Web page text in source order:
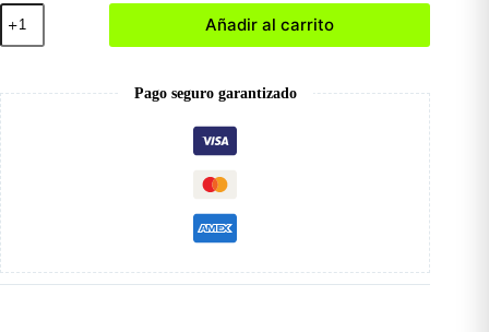
Top
Coat
Milky
Añadir al carrito
Pago seguro garantizado